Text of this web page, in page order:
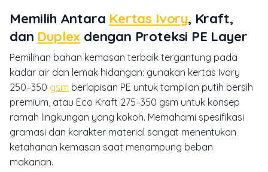
Memilih Antara Kertas Ivory, Kraft,
dan Duplex dengan Proteksi PE Layer
Pemilihan bahan kemasan terbaik tergantung pada
kadar air dan lemak hidangan: gunakan kertas Ivory
250–350 gsm berlapisan PE untuk tampilan putih bersih
premium, atau Eco Kraft 275–350 gsm untuk konsep
ramah lingkungan yang kokoh. Memahami spesifikasi
gramasi dan karakter material sangat menentukan
ketahanan kemasan saat menampung beban
makanan.